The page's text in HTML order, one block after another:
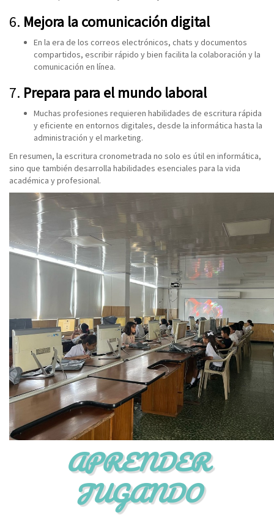
6. Mejora la comunicación digital
En la era de los correos electrónicos, chats y documentos
compartidos, escribir rápido y bien facilita la colaboración y la
comunicación en línea.
7. Prepara para el mundo laboral
Muchas profesiones requieren habilidades de escritura rápida
y eficiente en entornos digitales, desde la informática hasta la
administración y el marketing.
En resumen, la escritura cronometrada no solo es útil en informática,
sino que también desarrolla habilidades esenciales para la vida
académica y profesional.
APRENDER
JUGANDO